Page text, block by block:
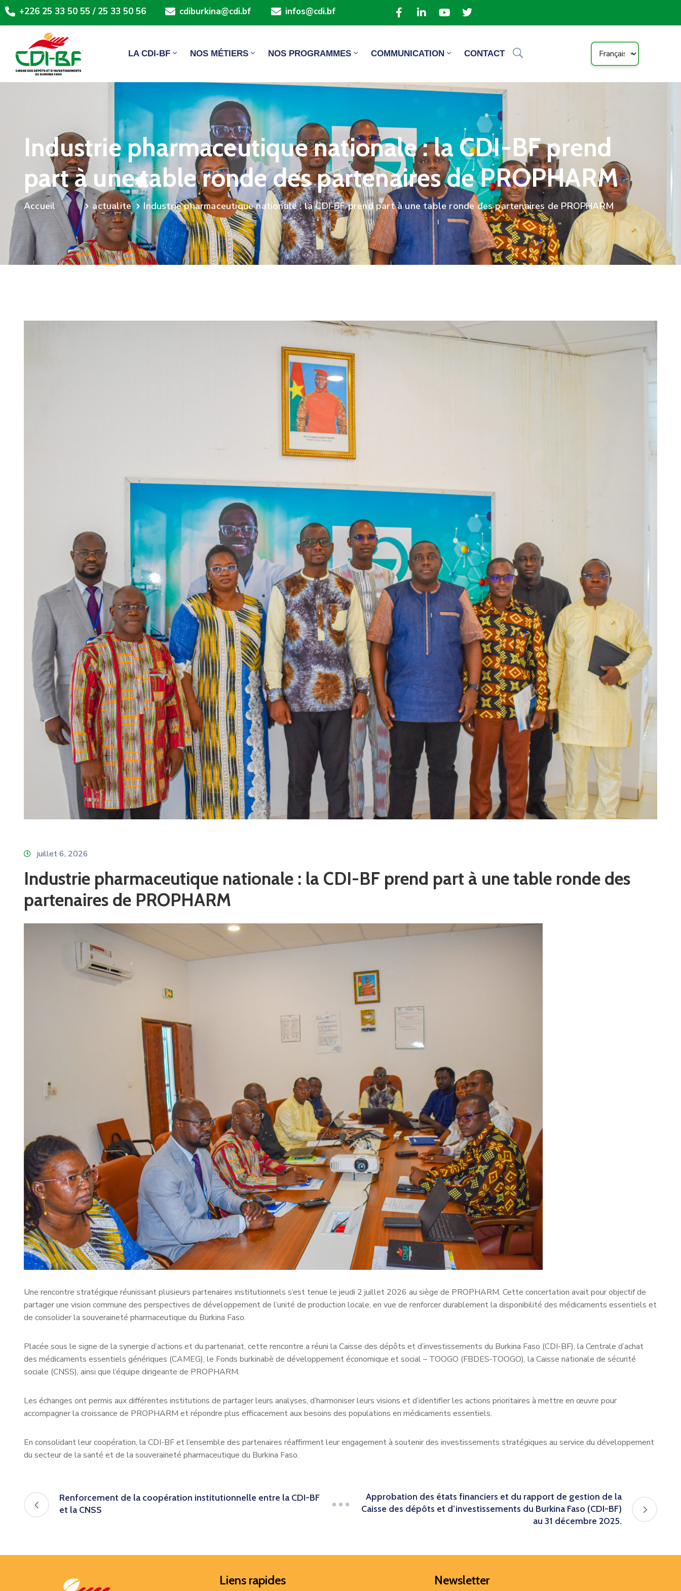
+226 25 33 50 55 / 25 33 50 56 cdiburkina@cdi.bf infos@cdi.bf
LA CDI-BF NOS MÉTIERS NOS PROGRAMMES COMMUNICATION CONTACT
Industrie pharmaceutique nationale : la CDI-BF prend
part à une table ronde des partenaires de PROPHARM
actualite Industrie pharmaceutique nationale : la CDI-BF prend part à une table ronde des partenaires de PROPHARM
juillet 6, 2026
Industrie pharmaceutique nationale : la CDI-BF prend part à une table ronde des
partenaires de PROPHARM
Une rencontre stratégique réunissant plusieurs partenaires institutionnels s’est tenue le jeudi 2 juillet 2026 au siège de PROPHARM. Cette concertation avait pour objectif de
partager une vision commune des perspectives de développement de l’unité de production locale, en vue de renforcer durablement la disponibilité des médicaments essentiels et
de consolider la souveraineté pharmaceutique du Burkina Faso.
Placée sous le signe de la synergie d’actions et du partenariat, cette rencontre a réuni la Caisse des dépôts et d’investissements du Burkina Faso (CDI-BF), la Centrale d’achat
des médicaments essentiels génériques (CAMEG), le Fonds burkinabè de développement économique et social – TOOGO (FBDES-TOOGO), la Caisse nationale de sécurité
sociale (CNSS), ainsi que l’équipe dirigeante de PROPHARM.
Les échanges ont permis aux différentes institutions de partager leurs analyses, d’harmoniser leurs visions et d’identifier les actions prioritaires à mettre en œuvre pour
accompagner la croissance de PROPHARM et répondre plus efficacement aux besoins des populations en médicaments essentiels.
En consolidant leur coopération, la CDI-BF et l’ensemble des partenaires réaffirment leur engagement à soutenir des investissements stratégiques au service du développement
du secteur de la santé et de la souveraineté pharmaceutique du Burkina Faso.
Renforcement de la coopération institutionnelle entre la CDI-BF
et la CNSS
Approbation des états financiers et du rapport de gestion de la
Caisse des dépôts et d’investissements du Burkina Faso (CDI-BF)
au 31 décembre 2025.
Liens rapides Newsletter